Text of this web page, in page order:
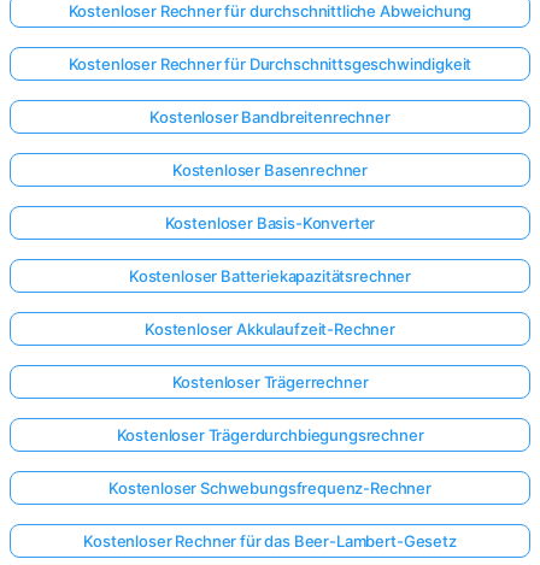
Kostenloser Rechner für durchschnittliche Abweichung
Kostenloser Rechner für Durchschnittsgeschwindigkeit
Kostenloser Bandbreitenrechner
Kostenloser Basenrechner
Kostenloser Basis-Konverter
Kostenloser Batteriekapazitätsrechner
Kostenloser Akkulaufzeit-Rechner
Kostenloser Trägerrechner
Kostenloser Trägerdurchbiegungsrechner
Kostenloser Schwebungsfrequenz-Rechner
Kostenloser Rechner für das Beer-Lambert-Gesetz